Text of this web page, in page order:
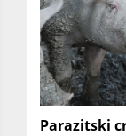
Parazitski